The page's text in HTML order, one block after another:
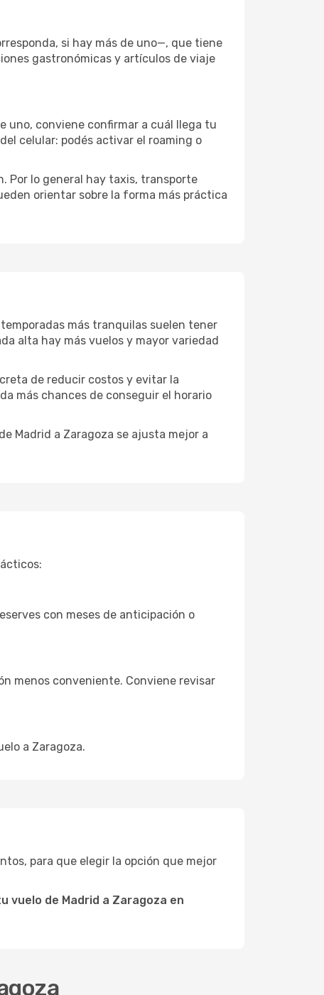
si hay más de uno—, que tiene
gastronómicas y artículos de viaje
uno, conviene confirmar a cuál llega tu
celular: podés activar el roaming o
Por lo general hay taxis, transporte
orientar sobre la forma más práctica
más tranquilas suelen tener
alta hay más vuelos y mayor variedad
de reducir costos y evitar la
más chances de conseguir el horario
Madrid a Zaragoza se ajusta mejor a
con meses de anticipación o
menos conveniente. Conviene revisar
a Zaragoza.
para que elegir la opción que mejor
vuelo de Madrid a Zaragoza en